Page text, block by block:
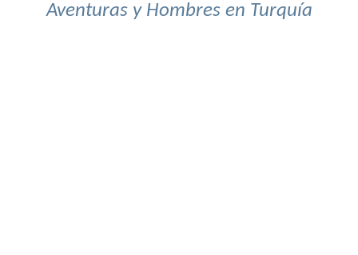
Aventuras y Hombres en Turquía